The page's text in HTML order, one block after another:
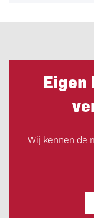
Eigen
Wij kennen de